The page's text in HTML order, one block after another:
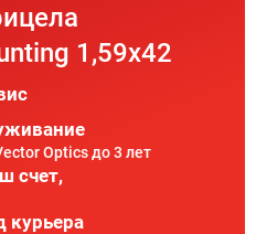
1,59x42
Optics до 3 лет
счет,
курьера